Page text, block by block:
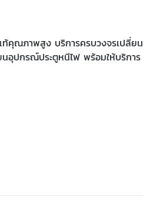
คุณภาพสูง บริการครบวงจรเปลี่ยน
อุปกรณ์ประตูหนีไฟ พร้อมให้บริการ